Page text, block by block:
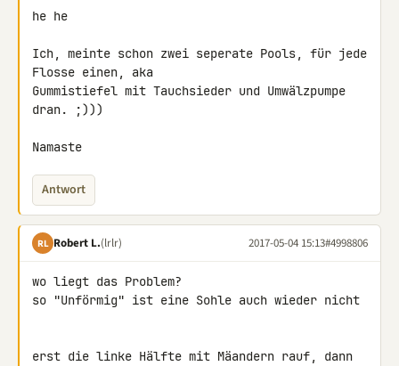
he he
Ich, meinte schon zwei seperate Pools, für jede
Flosse einen, aka
Gummistiefel mit Tauchsieder und Umwälzpumpe
dran. ;)))
Namaste
Antwort
RL Robert L.(lrlr) 2017-05-04 15:13#4998806
wo liegt das Problem?
so "Unförmig" ist eine Sohle auch wieder nicht
erst die linke Hälfte mit Mäandern rauf, dann